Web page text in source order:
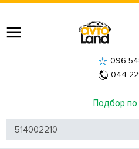
Подбор по
096
044